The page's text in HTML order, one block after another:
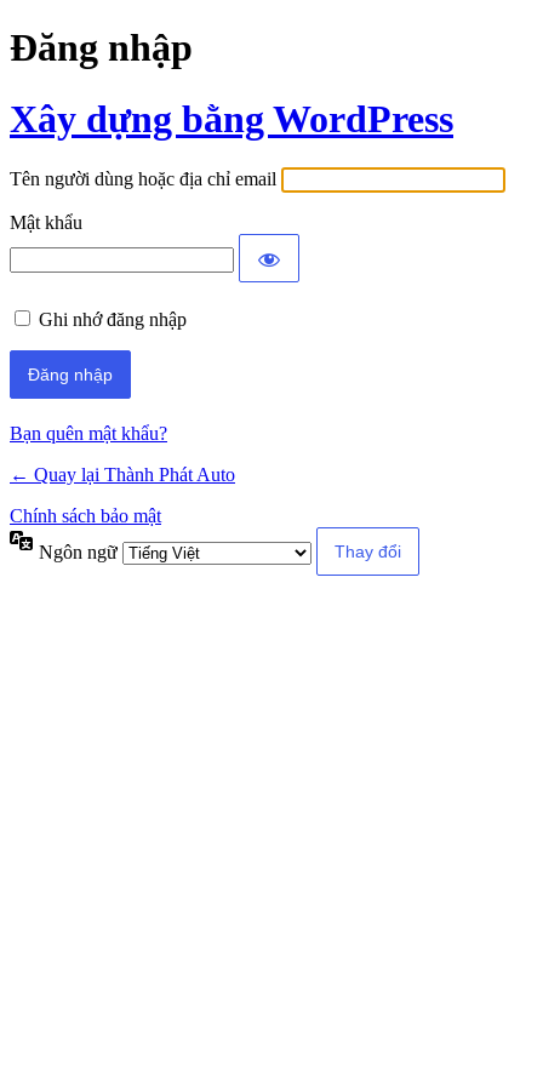
Đăng nhập
Xây dựng bằng WordPress
Tên người dùng hoặc địa chỉ email
Mật khẩu
Ghi nhớ đăng nhập
Bạn quên mật khẩu?
← Quay lại Thành Phát Auto
Chính sách bảo mật
Ngôn ngữ